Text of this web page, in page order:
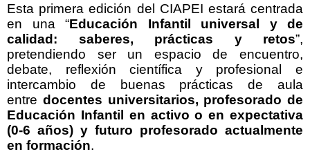
Esta primera edición del CIAPEI estará centrada
en una “Educación Infantil universal y de
calidad: saberes, prácticas y retos”,
pretendiendo ser un espacio de encuentro,
debate, reflexión científica y profesional e
intercambio de buenas prácticas de aula
entre docentes universitarios, profesorado de
Educación Infantil en activo o en expectativa
(0-6 años) y futuro profesorado actualmente
en formación.